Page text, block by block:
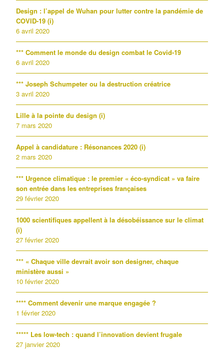
Design : l’appel de Wuhan pour lutter contre la pandémie de
COVID-19 (i)
6 avril 2020
*** Comment le monde du design combat le Covid-19
6 avril 2020
*** Joseph Schumpeter ou la destruction créatrice
3 avril 2020
Lille à la pointe du design (i)
7 mars 2020
Appel à candidature : Résonances 2020 (i)
2 mars 2020
*** Urgence climatique : le premier « éco-syndicat » va faire
son entrée dans les entreprises françaises
29 février 2020
1000 scientifiques appellent à la désobéissance sur le climat
(i)
27 février 2020
*** « Chaque ville devrait avoir son designer, chaque
ministère aussi »
10 février 2020
**** Comment devenir une marque engagée ?
1 février 2020
***** Les low-tech : quand l’innovation devient frugale
27 janvier 2020